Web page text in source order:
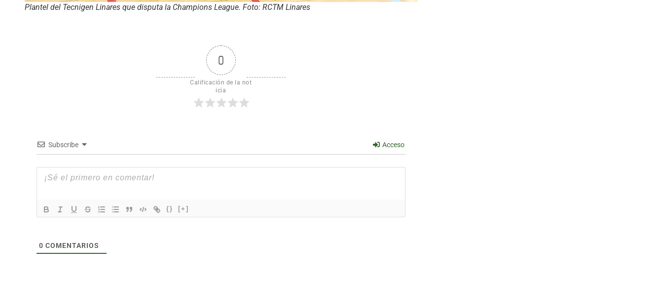
Plantel del Tecnigen Linares que disputa la Champions League. Foto: RCTM Linares
0
Calificación de la not
icia
Subscribe Acceso
{} [+]
0 COMENTARIOS